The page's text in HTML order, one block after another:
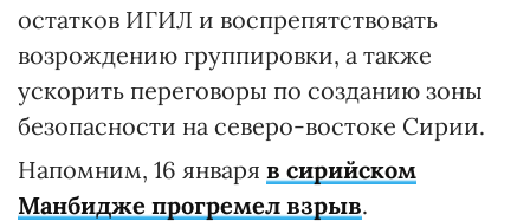
остатков ИГИЛ и воспрепятствовать
возрождению группировки, а также
ускорить переговоры по созданию зоны
безопасности на северо-востоке Сирии.
Напомним, 16 января в сирийском
Манбидже прогремел взрыв.